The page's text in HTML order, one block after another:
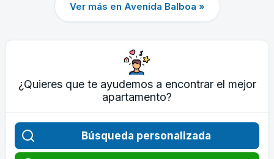
Ver más en Avenida Balboa »
¿Quieres que te ayudemos a encontrar el mejor
apartamento?
Búsqueda personalizada